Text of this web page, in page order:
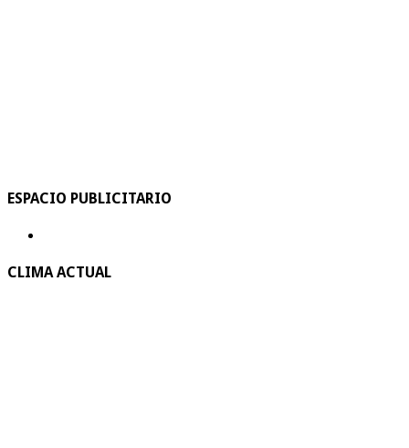
ESPACIO PUBLICITARIO
CLIMA ACTUAL